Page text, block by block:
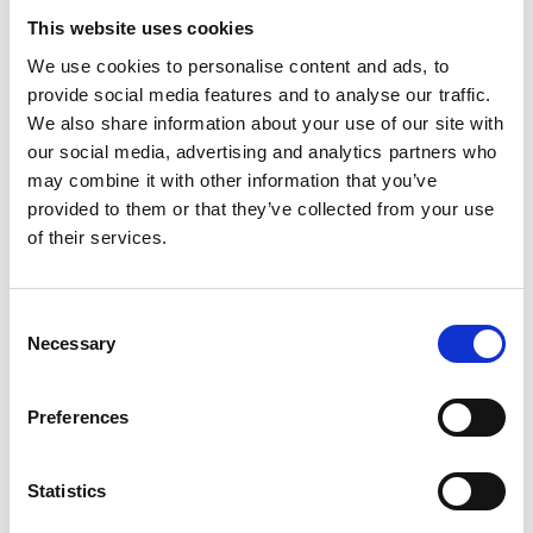
This website uses cookies
We use cookies to personalise content and ads, to
provide social media features and to analyse our traffic.
We also share information about your use of our site with
our social media, advertising and analytics partners who
may combine it with other information that you’ve
provided to them or that they’ve collected from your use
of their services.
Selection
Necessary
Preferences
Statistics
January 26, 2026
Haier inntar den globale tennisscenen
ved Australian Open
Haier inntar den globale tennisscenen ved
Australian Open
Les mer